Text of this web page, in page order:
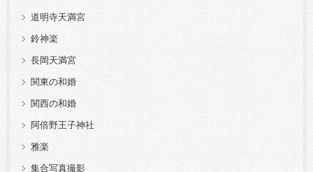
道明寺天満宮
鈴神楽
長岡天満宮
関東の和婚
関西の和婚
阿倍野王子神社
雅楽
集合写真撮影